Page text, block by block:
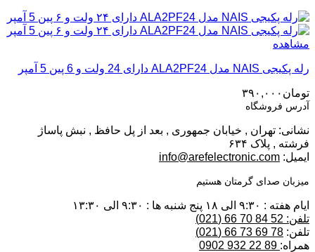
مشاهده
رله پکیجی NAIS مدل ALA2PF24 دارای 24 ولت و 6 پین 5 آمپر
تومان ۳۹۰,۰۰۰
آدرس فروشگاه
نشانی: تهران , خیابان جمهوری , بعد از پل حافظ , نبش پاساژ
فرشته , پلاک ۶۳۴
ایمیل: info@arefelectronic.com
میزبان صدای گرمتان هستیم
ایام هفته : ۹:۳۰ الی ۱۸ پنج شنبه ها : ۹:۳۰ الی ۱۳:۳۰
تلفن: 52 84 70 66 (021)
تلفن: 78 69 73 66 (021)
همراه: